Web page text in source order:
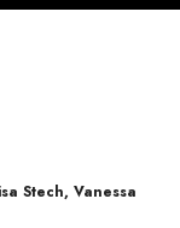
Stech, Vanessa